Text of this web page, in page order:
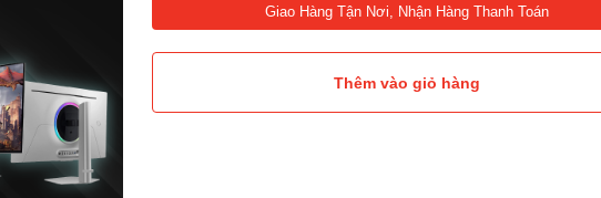
Giao Hàng Tận Nơi, Nhận Hàng Thanh Toán
Thêm vào giỏ hàng